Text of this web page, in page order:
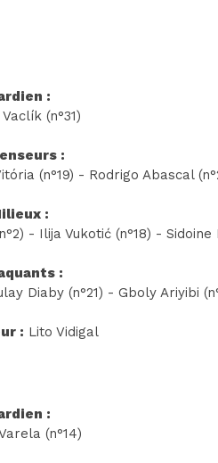
:
(n°31)
:
(n°19) - Rodrigo Abascal
:
- Ilija Vukotić (n°18) - Sidoine
:
Diaby (n°21) - Gboly Ariyibi
: Lito Vidigal
:
(n°14)